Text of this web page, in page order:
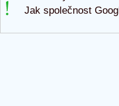
Jak společnost